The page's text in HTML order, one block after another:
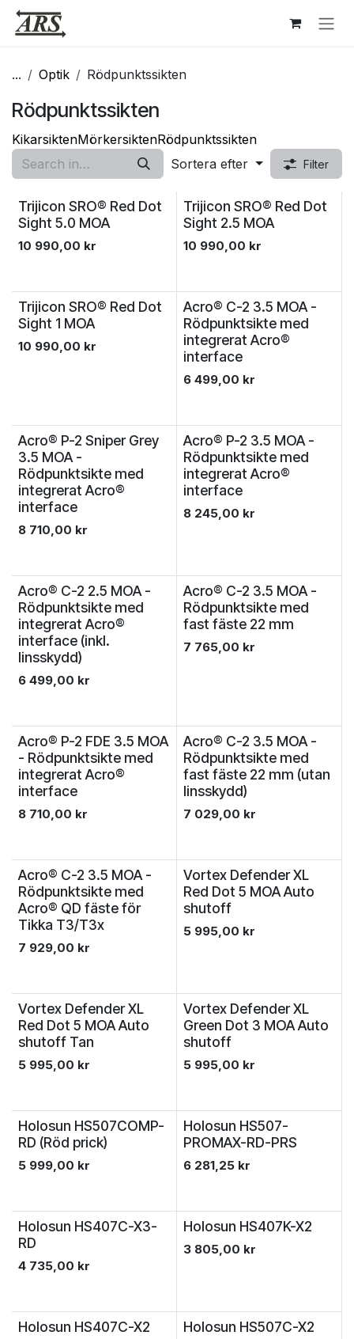
Hoppa till innehåll
... Optik Rödpunktssikten
Rödpunktssikten
KikarsiktenMörkersiktenRödpunktssikten
Sortera efter
Filter
Trijicon SRO® Red Dot
Sight 5.0 MOA
10 990,00 kr
Trijicon SRO® Red Dot
Sight 2.5 MOA
10 990,00 kr
Trijicon SRO® Red Dot
Sight 1 MOA
10 990,00 kr
Acro® C-2 3.5 MOA -
Rödpunktsikte med
integrerat Acro®
interface
6 499,00 kr
Acro® P-2 Sniper Grey
3.5 MOA -
Rödpunktsikte med
integrerat Acro®
interface
8 710,00 kr
Acro® P-2 3.5 MOA -
Rödpunktsikte med
integrerat Acro®
interface
8 245,00 kr
Acro® C-2 2.5 MOA -
Rödpunktsikte med
integrerat Acro®
interface (inkl.
linsskydd)
6 499,00 kr
Acro® C-2 3.5 MOA -
Rödpunktsikte med
fast fäste 22 mm
7 765,00 kr
Acro® P-2 FDE 3.5 MOA
- Rödpunktsikte med
integrerat Acro®
interface
8 710,00 kr
Acro® C-2 3.5 MOA -
Rödpunktsikte med
fast fäste 22 mm (utan
linsskydd)
7 029,00 kr
Acro® C-2 3.5 MOA -
Rödpunktsikte med
Acro® QD fäste för
Tikka T3/T3x
7 929,00 kr
Vortex Defender XL
Red Dot 5 MOA Auto
shutoff
5 995,00 kr
Vortex Defender XL
Red Dot 5 MOA Auto
shutoff Tan
5 995,00 kr
Vortex Defender XL
Green Dot 3 MOA Auto
shutoff
5 995,00 kr
Holosun HS507COMP-
RD (Röd prick)
5 999,00 kr
Holosun HS507-
PROMAX-RD-PRS
6 281,25kr
Holosun HS407C-X3-
RD
4 735,00 kr
Holosun HS407K-X2
3 805,00 kr
Holosun HS407C-X2 Holosun HS507C-X2